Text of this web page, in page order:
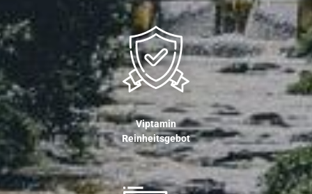
Viptamin
Reinheitsgebot